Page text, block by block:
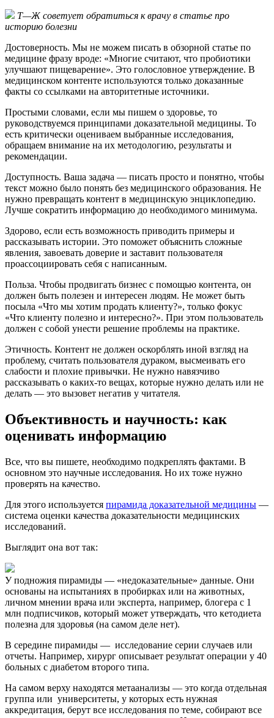
Т—Ж советует обратиться к врачу в статье про
историю болезни
Достоверность. Мы не можем писать в обзорной статье по
медицине фразу вроде: «Многие считают, что пробиотики
улучшают пищеварение». Это голословное утверждение. В
медицинском контенте используются только доказанные
факты со ссылками на авторитетные источники.
Простыми словами, если мы пишем о здоровье, то
руководствуемся принципами доказательной медицины. То
есть критически оцениваем выбранные исследования,
обращаем внимание на их методологию, результаты и
рекомендации.
Доступность. Ваша задача — писать просто и понятно, чтобы
текст можно было понять без медицинского образования. Не
нужно превращать контент в медицинскую энциклопедию.
Лучше сократить информацию до необходимого минимума.
Здорово, если есть возможность приводить примеры и
рассказывать истории. Это поможет объяснить сложные
явления, завоевать доверие и заставит пользователя
проассоциировать себя с написанным.
Польза. Чтобы продвигать бизнес с помощью контента, он
должен быть полезен и интересен людям. Не может быть
посыла «Что мы хотим продать клиенту?», только фокус
«Что клиенту полезно и интересно?». При этом пользователь
должен с собой унести решение проблемы на практике.
Этичность. Контент не должен оскорблять иной взгляд на
проблему, считать пользователя дураком, высмеивать его
слабости и плохие привычки. Не нужно навязчиво
рассказывать о каких-то вещах, которые нужно делать или не
делать — это вызовет негатив у читателя.
Объективность и научность: как
оценивать информацию
Все, что вы пишете, необходимо подкреплять фактами. В
основном это научные исследования. Но их тоже нужно
проверять на качество.
Для этого используется пирамида доказательной медицины —
система оценки качества доказательности медицинских
исследований.
Выглядит она вот так:
У подножия пирамиды — «недоказательные» данные. Они
основаны на испытаниях в пробирках или на животных,
личном мнении врача или эксперта, например, блогера с 1
млн подписчиков, который может утверждать, что кетодиета
полезна для здоровья (на самом деле нет).
В середине пирамиды — исследование серии случаев или
отчеты. Например, хирург описывает результат операции у 40
больных с диабетом второго типа.
На самом верху находятся метаанализы — это когда отдельная
группа или университеты, у которых есть нужная
аккредитация, берут все исследования по теме, собирают все